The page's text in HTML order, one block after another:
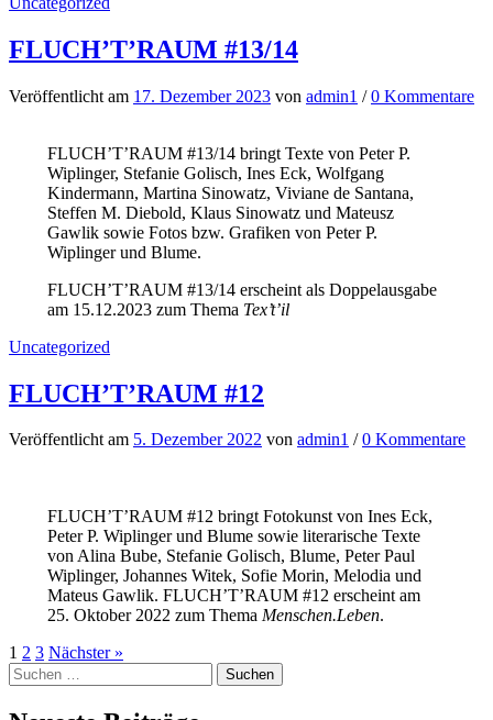
FLUCH’T’RAUM #13/14
Veröffentlicht am 17. Dezember 2023 von admin1 /0 Kommentare
FLUCH’T’RAUM #13/14 bringt Texte von Peter P.
Wiplinger, Stefanie Golisch, Ines Eck, Wolfgang
Kindermann, Martina Sinowatz, Viviane de Santana,
Steffen M. Diebold, Klaus Sinowatz und Mateusz
Gawlik sowie Fotos bzw. Grafiken von Peter P.
Wiplinger und Blume.
FLUCH’T’RAUM #13/14 erscheint als Doppelausgabe
am 15.12.2023 zum Thema Tex’t’il
Uncategorized
FLUCH’T’RAUM #12
Veröffentlichtam 5. Dezember 2022 von admin1 /0 Kommentare
FLUCH’T’RAUM #12 bringt Fotokunst von Ines Eck,
Peter P. Wiplinger und Blume sowie literarische Texte
von Alina Bube, Stefanie Golisch, Blume, Peter Paul
Wiplinger, Johannes Witek, Sofie Morin, Melodia und
Mateus Gawlik. FLUCH’T’RAUM #12 erscheint am
25. Oktober 2022 zum Thema Menschen.Leben.
Seitennummerierung
der
1 2 3 Nächster »
Suchen
nach: